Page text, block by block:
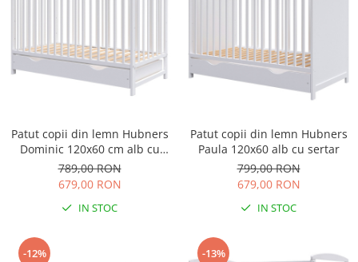
Sac de dormit 90 cm
Sac de dormit 100 cm
Sac de dormit 110 cm
Sac de dormit 130 cm
Sac de dormit 140 cm
Sac de dormit 150 cm
Patut copii din lemn Hubners
Dominic 120x60 cm alb cu
sertar
789,00 RON
679,00 RON
IN STOC
Patut copii din lemn Hubners
Paula 120x60 alb cu sertar
799,00 RON
679,00 RON
IN STOC
-12% -13%